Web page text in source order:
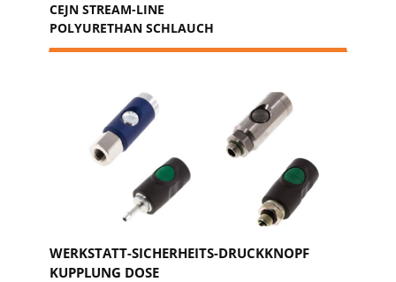
CEJN STREAM-LINE
POLYURETHAN SCHLAUCH
WERKSTATT-SICHERHEITS-DRUCKKNOPF
KUPPLUNG DOSE